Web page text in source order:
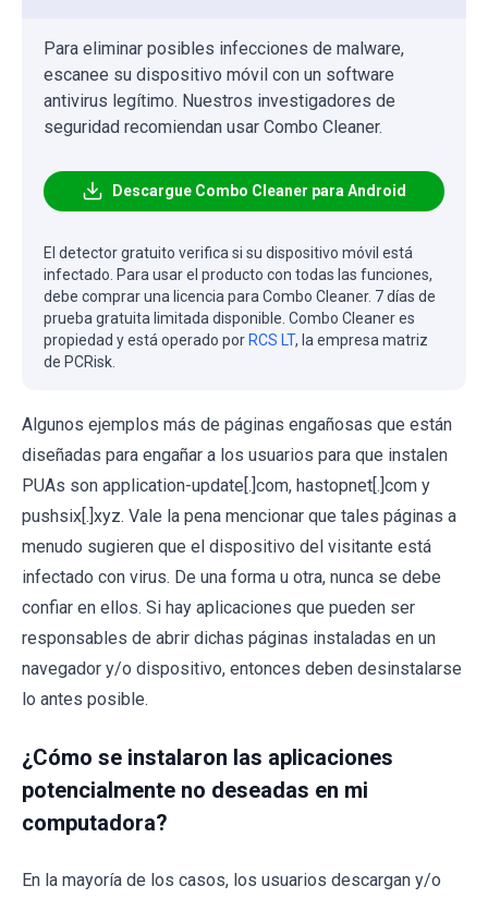
Para eliminar posibles infecciones de malware,
escanee su dispositivo móvil con un software
antivirus legítimo. Nuestros investigadores de
seguridad recomiendan usar Combo Cleaner.
Descargue Combo Cleaner para Android
El detector gratuito verifica si su dispositivo móvil está
infectado. Para usar el producto con todas las funciones,
debe comprar una licencia para Combo Cleaner. 7 días de
prueba gratuita limitada disponible. Combo Cleaner es
propiedad y está operado por RCS LT, la empresa matriz
de PCRisk.
Algunos ejemplos más de páginas engañosas que están
diseñadas para engañar a los usuarios para que instalen
PUAs son application-update[.]com, hastopnet[.]com y
pushsix[.]xyz. Vale la pena mencionar que tales páginas a
menudo sugieren que el dispositivo del visitante está
infectado con virus. De una forma u otra, nunca se debe
confiar en ellos. Si hay aplicaciones que pueden ser
responsables de abrir dichas páginas instaladas en un
navegador y/o dispositivo, entonces deben desinstalarse
lo antes posible.
¿Cómo se instalaron las aplicaciones
potencialmente no deseadas en mi
computadora?
En la mayoría de los casos, los usuarios descargan y/o